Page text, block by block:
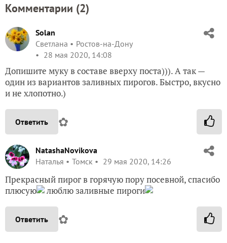
Комментарии (2)
Solan
Светлана
Ростов-на-Дону
28 мая 2020, 14:08
Допишите муку в составе вверху поста))). А так —
один из вариантов заливных пирогов. Быстро, вкусно
и не хлопотно.)
Ответить ✿
NatashaNovikova
Наталья
Томск 29 мая 2020, 14:26
Прекрасный пирог в горячую пору посевной, спасибо
плюсую
люблю заливные пироги
Ответить ✿